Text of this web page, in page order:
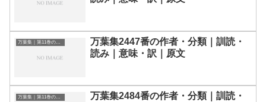
万葉集｜第11巻の和歌一覧
万葉集2447番の作者・分類｜訓読・
読み｜意味・訳｜原文
万葉集｜第11巻の和歌一覧
万葉集2484番の作者・分類｜訓読・